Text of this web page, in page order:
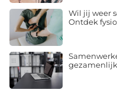
Wil jij weer
Ontdek